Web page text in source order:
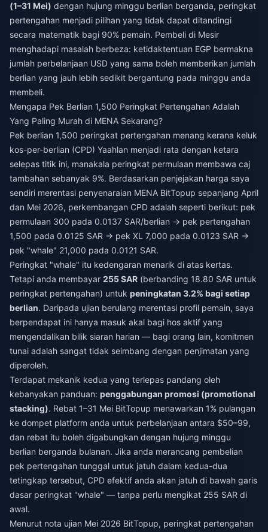
(1–31 Mei) dengan hujung minggu berlian berganda, peringkat
pertengahan menjadi pilihan yang tidak dapat ditandingi
secara matematik bagi 90% pemain. Pembeli di Mesir
menghadapi masalah berbeza: ketidaktentuan EGP bermakna
jumlah perbelanjaan USD yang sama boleh memberikan jumlah
berlian yang jauh lebih sedikit bergantung pada minggu anda
membeli.
Mengapa Pek Berlian 1,500 Peringkat Pertengahan Adalah
Yang Paling Murah di MENA Sekarang?
Pek berlian 1,500 peringkat pertengahan menang kerana keluk
kos-per-berlian (CPD) Yaahlan menjadi rata dengan ketara
selepas titik ini, manakala peringkat permulaan membawa caj
tambahan sebanyak 9%. Berdasarkan penjejakan harga saya
sendiri merentasi penyenaraian MENA BitTopup sepanjang April
dan Mei 2026, perkembangan CPD adalah seperti berikut: pek
permulaan 300 pada 0.0137 SAR/berlian → pek pertengahan
1,500 pada 0.0125 SAR → pek XL 7,000 pada 0.0123 SAR →
pek "whale" 21,000 pada 0.0121 SAR.
Peringkat "whale" itu kedengaran menarik di atas kertas.
Tetapi anda membayar 255 SAR (berbanding 18.80 SAR untuk
peringkat pertengahan) untuk peningkatan 3.2% bagi setiap
berlian. Daripada ujian berulang merentasi profil pemain, saya
berpendapat ini hanya masuk akal bagi hos aktif yang
mengendalikan bilik siaran harian — bagi orang lain, komitmen
tunai adalah sangat tidak seimbang dengan penjimatan yang
diperoleh.
Terdapat mekanik kedua yang terlepas pandang oleh
kebanyakan panduan: penggabungan promosi (promotional
stacking). Rebat 1–31 Mei BitTopup menawarkan 1% pulangan
ke dompet platform anda untuk perbelanjaan antara $50–99,
dan rebat itu boleh digabungkan dengan hujung minggu
berlian berganda bulanan. Jika anda merancang pembelian
pek pertengahan tunggal untuk jatuh dalam kedua-dua
tetingkap tersebut, CPD efektif anda akan jatuh di bawah garis
dasar peringkat "whale" — tanpa perlu mengikat 255 SAR di
awal.
Menurut nota ujian Mei 2026 BitTopup, peringkat pertengahan